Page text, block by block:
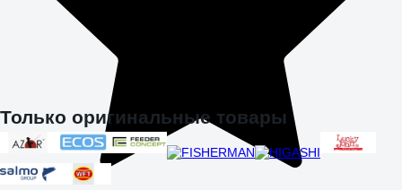
Только оригинальные товары